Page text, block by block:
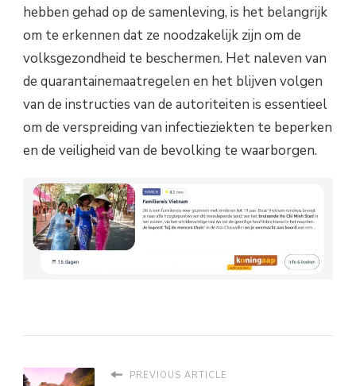
hebben gehad op de samenleving, is het belangrijk
om te erkennen dat ze noodzakelijk zijn om de
volksgezondheid te beschermen. Het naleven van
de quarantainemaatregelen en het blijven volgen
van de instructies van de autoriteiten is essentieel
om de verspreiding van infectieziekten te beperken
en de veiligheid van de bevolking te waarborgen.
PREVIOUS ARTICLE